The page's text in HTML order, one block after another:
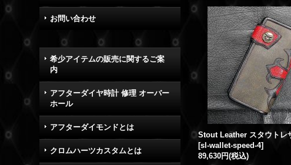
お問い合わせ
希少アイテムの販売に関するご案
内
アフターダイヤ時計 修理 オーバー
ホール
アフターダイモンドとは
クロムハーツカスタムとは
[sl-wallet-speed-4]
89,630円(税込)